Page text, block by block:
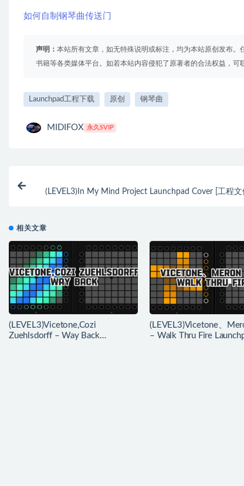
如何自制钢琴曲传送门
声明： 本站所有文章，如无特殊说明或标注，均为本站原创发布。
书籍等各类媒体平台。如若本站内容侵犯了原著者的合法权益，可
Launchpad工程下载 原创 钢琴曲
MIDIFOX 永久SVIP
(LEVEL3)In My Mind Project Launchpad Cover [工程文
相关文章
(LEVEL3)Vicetone,Cozi
Zuehlsdorff – Way Back
(LEVEL3)Vicetone、
– Walk Thru Fire